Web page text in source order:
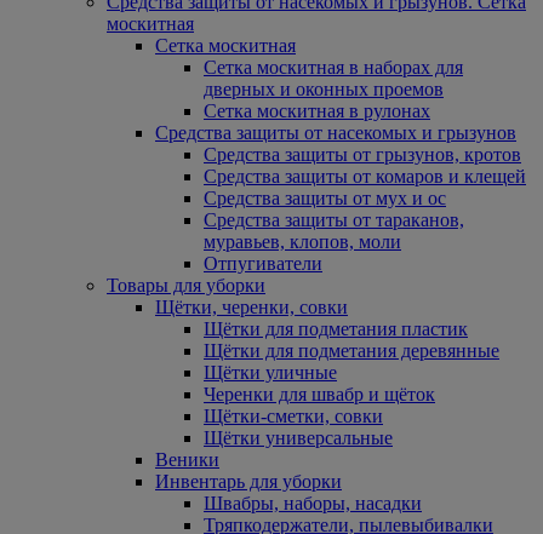
москитная
Сетка москитная
Сетка москитная в наборах для
дверных и оконных проемов
Сетка москитная в рулонах
Средства защиты от насекомых и грызунов
Средства защиты от грызунов, кротов
Средства защиты от комаров и клещей
Средства защиты от мух и ос
Средства защиты от тараканов,
муравьев, клопов, моли
Отпугиватели
Товары для уборки
Щётки, черенки, совки
Щётки для подметания пластик
Щётки для подметания деревянные
Щётки уличные
Черенки для швабр и щёток
Щётки-сметки, совки
Щётки универсальные
Веники
Инвентарь для уборки
Швабры, наборы, насадки
Тряпкодержатели, пылевыбивалки